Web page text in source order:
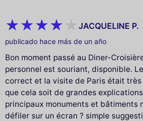
JACQUELINE P.
publicado hace más de un año
Bon moment passé au Diner-
personnel est souriant, disponible.
correct et la visite de Paris était très
que cela soit de grandes
principaux monuments et bâtiments
défiler sur un écran ? simple